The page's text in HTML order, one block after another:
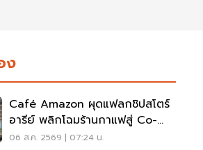
ง
Café Amazon ผุดแฟลกชิปสโตร์
อารีย์ พลิกโฉมร้านกาแฟสู่ Co-
Working Space ครบวงจร
06 ส.ค. 2569 | 07:24 น.